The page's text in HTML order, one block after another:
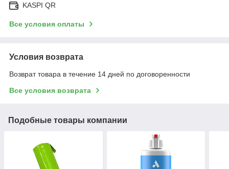
KASPI QR
Все условия оплаты
Условия возврата
Возврат товара в течение 14 дней по договоренности
Все условия возврата
Подобные товары компании